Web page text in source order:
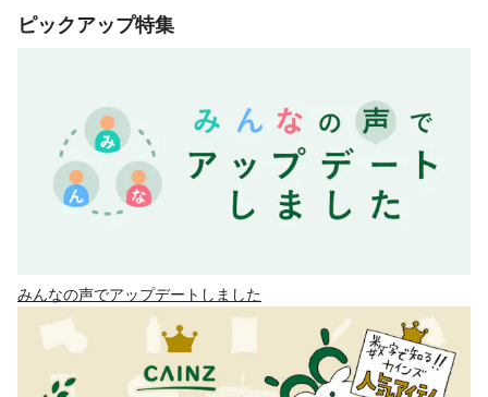
ピックアップ特集
みんなの声でアップデートしました